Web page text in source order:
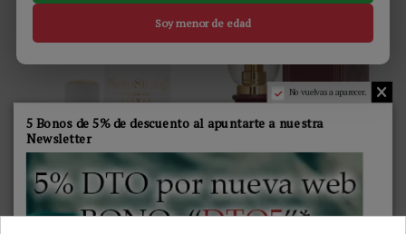
Soy menor de edad
Relevancia 3
-16%
PHEROSTRONG - ELIXIR DE
-12%
PHEROSTRONG - PERFUME
No vuelvas a aparecer.
5 Bonos de 5% de descuento al apuntarte a nuestra
Newsletter